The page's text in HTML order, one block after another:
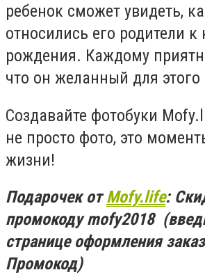
ребенок сможет увидеть,
относились его родители
рождения. Каждому
что он желанный для
Создавайте фотобуки
не просто фото, это
жизни!
Подарочек отMofy.life:
промокоду mofy2018
странице оформления
Промокод)